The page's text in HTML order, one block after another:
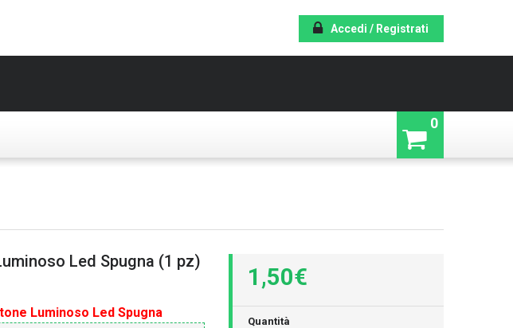
Accedi / Registrati
0
Led Spugna (1 pz)
Luminoso Led Spugna
1,50€
Quantità